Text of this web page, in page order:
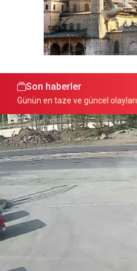
Son haberler
Günün en taze ve güncel olayları